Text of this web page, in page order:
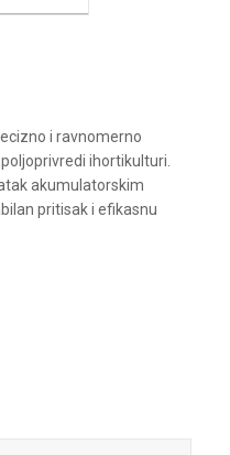
i ravnomerno
ihortikulturi.
akumulatorskim
pritisak i efikasnu